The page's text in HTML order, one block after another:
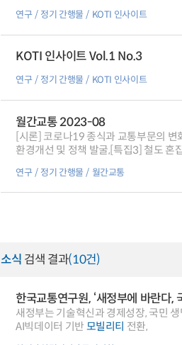
연구 정기 간행물 KOTI 인사이트
KOTI 인사이트 Vol.1 No.3
연구 정기 간행물 KOTI 인사이트
월간교통 2023-08
[시론] 코로나19 종식과 교통부문의
환경개선 및 정책 발굴,[특집3] 철도 혼
[특집5] 포스트 코로나 시대, 국제항
휴가 트렌드,[KOTI가 만난 사람] 이주
[사진으로 본 교통] 도심항공교통
연구 정기 간행물 월간교통
소식 검색 결과(10건)
한국교통연구원, ‘새정부에 바란다,
새정부는 기술혁신과 경제성장, 국민
AI빅데이터 기반 모빌리티 전환,